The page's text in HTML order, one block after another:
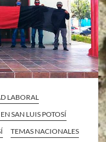
LABORAL
SAN LUIS POTOSÍ
TEMAS NACIONALES